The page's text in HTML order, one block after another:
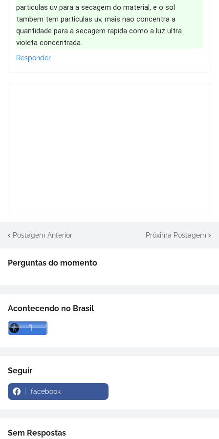
particulas uv para a secagem do material, e o sol
tambem tem particulas uv, mais nao concentra a
quantidade para a secagem rapida como a luz ultra
violeta concentrada.
Responder
Postagem Anterior Próxima Postagem
Perguntas do momento
Acontecendo no Brasil
Seguir
facebook
Sem Respostas